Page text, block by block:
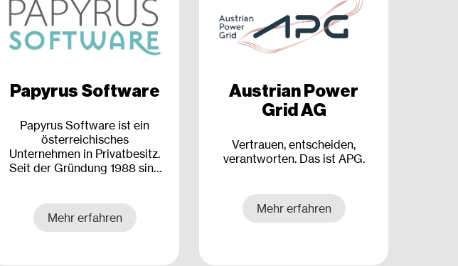
Papyrus Software
Papyrus Software ist ein
österreichisches
Unternehmen in Privatbesitz.
Seit der Gründung 1988 sind
Mehr erfahren
Austrian Power
Grid AG
Vertrauen, entscheiden,
verantworten. Das ist APG.
Mehr erfahren